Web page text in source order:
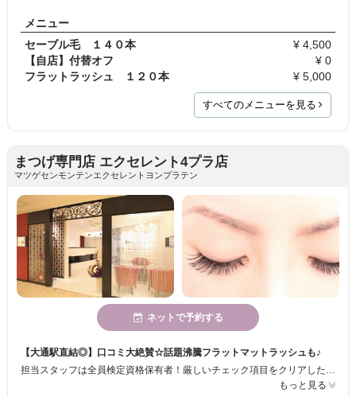
メニュー
セーブル毛 １４０本
¥ 4,500
【自店】付替オフ
¥ 0
フラットラッシュ １２０本
¥ 5,000
すべてのメニューを見る
まつげ専門店 エクセレント4プラ店
マツゲセンモンテンエクセレントヨンプラテン
ネットで予約する
【大通駅直結◎】口コミ大絶賛☆話題沸騰フラットマットラッシュも♪
担当スタッフは全員検定資格保有者！厳しいチェック項目をクリアした、アイラッシュアーティストのみが施術させていただきます♪大人気のフラットマットラッシュをはじめセーブルエクステやカラーエクステも御座います。お客様の瞳の形に合わせ、デザインをご提案させて頂きます☆大人の女性から愛される、リピーターからの支持の高い有名店です♪
もっと見る